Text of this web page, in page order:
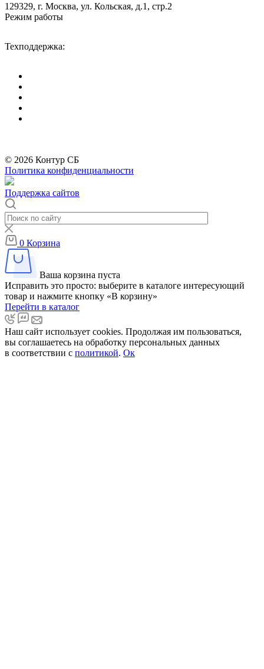
129329, г. Москва, ул. Кольская, д.1, стр.2
Режим работы
Техподдержка:
© 2026 Контур СБ
Политика конфиденциальности
Поддержка сайтов
0 Корзина
Ваша корзина пуста
Исправить это просто: выберите в каталоге интересующий
товар и нажмите кнопку «В корзину»
Перейти в каталог
Наш сайт использует cookies. Продолжая им пользоваться,
вы соглашаетесь на обработку персональных данных
в соответствии с политикой. Ок